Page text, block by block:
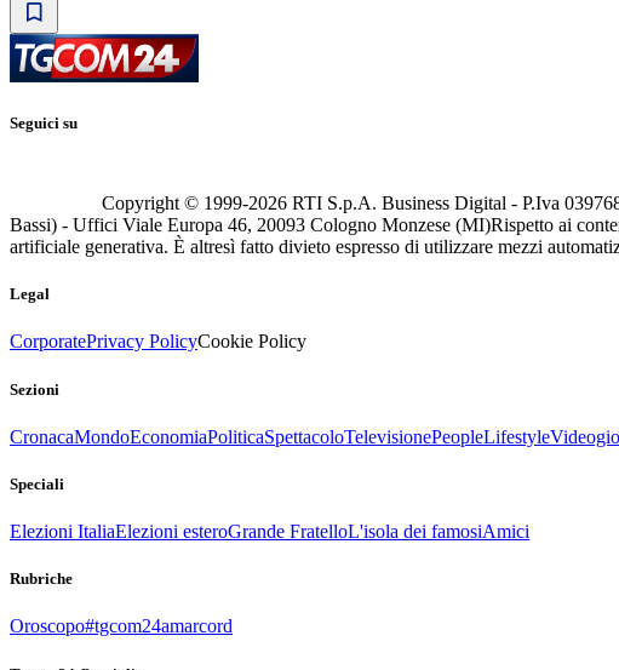
Seguici su
Copyright © 1999-2026 RTI S.p.A. Business Digital - P.Iva
Bassi) - Uffici Viale Europa 46, 20093 Cologno Monzese (MI)Rispetto ai
artificiale generativa. È altresì fatto divieto espresso di utilizzare mezzi
Legal
CorporatePrivacy PolicyCookie Policy
Sezioni
CronacaMondoEconomiaPoliticaSpettacoloTelevisionePeopleLifestyle
Speciali
Elezioni ItaliaElezioni esteroGrande FratelloL'isola dei famosiAmici
Rubriche
Oroscopo#tgcom24amarcord